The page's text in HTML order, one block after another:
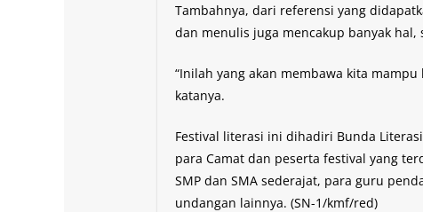
Tambahnya, dari referensi yang
dan menulis juga mencakup banyak
“Inilah yang akan membawa kita
katanya.
Festival literasi ini dihadiri Bunda
para Camat dan peserta festival yang
SMP dan SMA sederajat, para guru
undangan lainnya. (SN-1/kmf/red)